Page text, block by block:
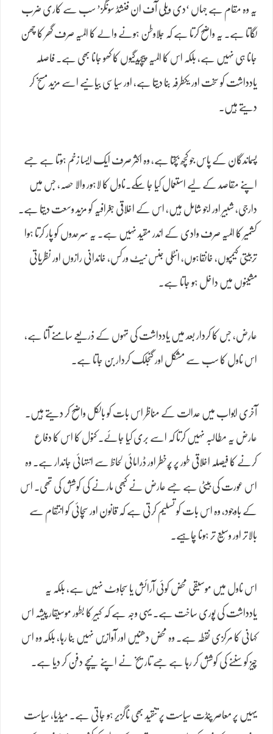
یہ وہ مقام ہے جہاں ‘دی ویلی آف ان فنشڈ سونگز’ سب سے کاری ضرب
لگاتا ہے۔ یہ واضح کرتا ہے کہ جلاوطن ہونے والے کا المیہ صرف گھر کا چھن
جانا ہی نہیں ہے، بلکہ اس کا المیہ پیچیدگیوں کا کھو جانا بھی ہے۔ فاصلہ
یادداشت کو سخت اور یکطرفہ بنا دیتا ہے، اور سیاسی بیانیے اسے مزید مسخ کر
دیتے ہیں۔
پسماندگان کے پاس جو کچھ بچتا ہے، وہ اکثر صرف ایک ایسا زخم ہوتا ہے جسے
اپنے مقاصد کے لیے استعمال کیا جا سکے۔ناول کا لاہور والا حصہ، جس میں
دارجی، شبیر اور اجو شامل ہیں، اس کے اخلاقی جغرافیہ کو مزید وسعت دیتا ہے۔
کشمیر کا المیہ صرف وادی کے اندر مقید نہیں ہے۔ یہ سرحدوں کو پار کرتا ہوا
تربیتی کیمپوں، خانقاہوں، انٹلی جنس نیٹ ورکس، خاندانی رازوں اور نظریاتی
مشینوں میں داخل ہو جاتا ہے۔
عارِض، جس کا کردار بعد میں یادداشت کی تہوں کے ذریعے سامنے آتا ہے،
اس ناول کا سب سے مشکل اور گنجلک کردار بن جاتا ہے۔
آخری ابواب میں عدالت کے مناظر اس بات کو بالکل واضح کر دیتے ہیں۔
عارض یہ مطالبہ نہیں کرتا کہ اسے بری کیا جائے۔ کنول کا اس کا دفاع
کرنے کا فیصلہ اخلاقی طور پر پُرخطر اور ڈرامائی لحاظ سے انتہائی جاندار ہے۔ وہ
اس عورت کی بیٹی ہے جسے عارض نے کبھی مارنے کی کوشش کی تھی۔ اس
کے باوجود، وہ اس بات کو تسلیم کرتی ہے کہ قانون اور سچائی کو انتقام سے
بالاتر اور وسیع تر ہونا چاہیے۔
اس ناول میں موسیقی محض کوئی آرائش یا سجاوٹ نہیں ہے، بلکہ یہ
یادداشت کی پوری ساخت ہے۔ یہی وجہ ہے کہ کبیر کا بطور موسیقار پیشہ اس
کہانی کا مرکزی نقطہ ہے۔ وہ محض دھنیں اور آوازیں نہیں بنا رہا، بلکہ وہ اس
چیز کو سننے کی کوشش کر رہا ہے جسے تاریخ نے اپنے نیچے دفن کر دیا ہے۔
یہیں پر معاصر پنڈت سیاست پر تنقید بھی ناگزیر ہو جاتی ہے۔ میڈیا، سیاست